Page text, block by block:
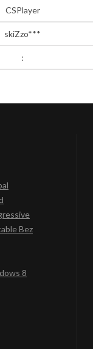
CSPlayer
skiZzo***
:
Bez
8